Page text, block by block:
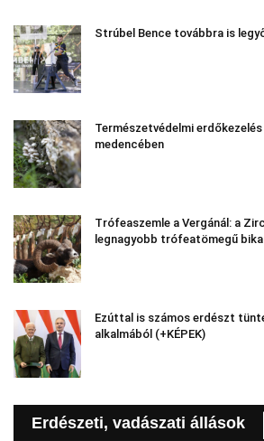
Strúbel Bence továbbra is
Természetvédelmi
medencében
Trófeaszemle a Vergánál: a
legnagyobb trófeatömegű bika
Ezúttal is számos erdészt
alkalmából (+KÉPEK)
Erdészeti, vadászati állások